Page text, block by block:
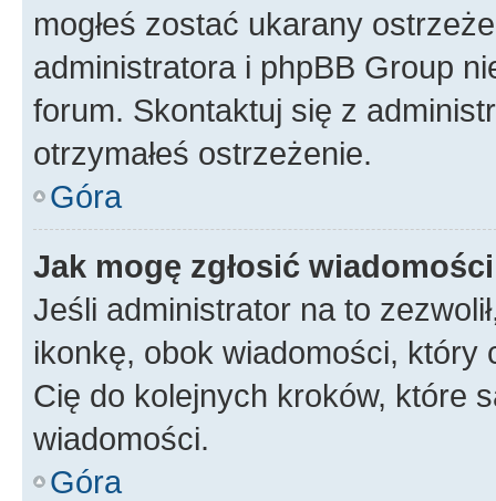
mogłeś zostać ukarany
administratora i phpBB Group
forum. Skontaktuj się z
otrzymałeś ostrzeżenie.
Góra
Jak mogę zgłosić
Jeśli administrator na to
ikonkę, obok wiadomości, który
Cię do kolejnych kroków, które
wiadomości.
Góra